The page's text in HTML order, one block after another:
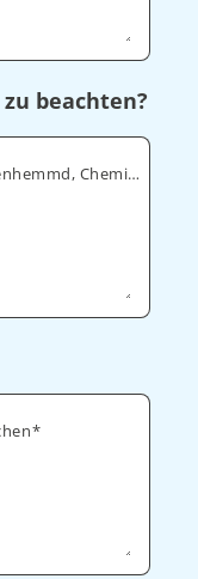
beachten?
Zum Beispiel: Wasserabweisende, Flammenhemmd, Chemikalienabweisende